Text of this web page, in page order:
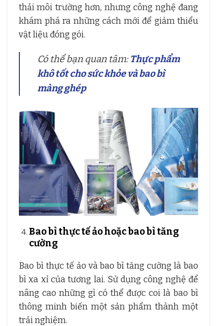
thải môi trường hơn, nhưng công nghệ đang
khám phá ra những cách mới để giảm thiểu
vật liệu đóng gói.
Có thể bạn quan tâm: Thực phẩm
khô tốt cho sức khỏe và bao bì
màng ghép
Bao bì thực tế ảo hoặc bao bì tăng
cường
Bao bì thực tế ảo và bao bì tăng cường là bao
bì xa xỉ của tương lai. Sử dụng công nghệ để
nâng cao những gì có thể được coi là bao bì
thông minh biến một sản phẩm thành một
trải nghiệm.